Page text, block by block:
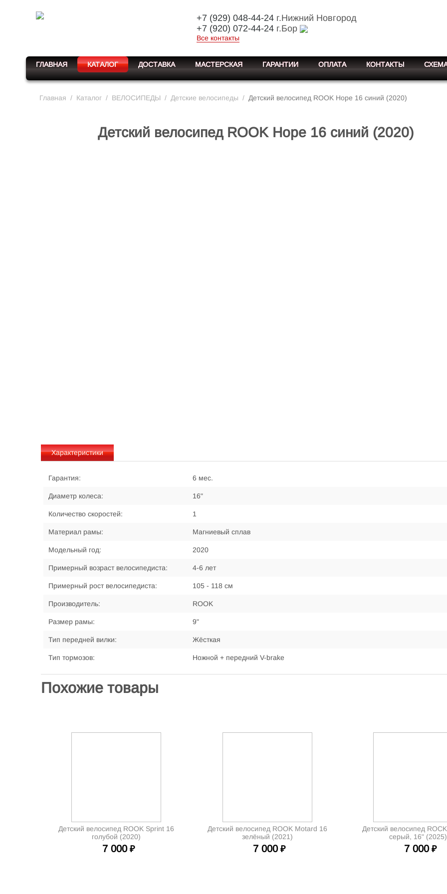
+7 (929) 048-44-24г.Нижний Новгород
+7 (920) 072-44-24г.Бор
Все контакты
ГЛАВНАЯ КАТАЛОГ ДОСТАВКА МАСТЕРСКАЯ ГАРАНТИИ ОПЛАТА КОНТАКТЫ
Главная / Каталог / ВЕЛОСИПЕДЫ / Детские велосипеды / Детский велосипед ROOK Hope 16 синий (2020)
Детский велосипед ROOK Hope 16 синий (2020)
Характеристики
Гарантия: 6 мес.
Диаметр колеса: 16"
Количество скоростей: 1
Материал рамы: Магниевый сплав
Модельный год: 2020
Примерный возраст велосипедиста: 4-6 лет
Примерный рост велосипедиста: 105 - 118 см
Производитель: ROOK
Размер рамы: 9"
Тип передней вилки: Жёсткая
Тип тормозов: Ножной + передний V-brake
Похожие товары
Детский велосипед ROOK Sprint 16
голубой (2020)
7 000 ₽
Детский велосипед ROOK Motard 16
зелёный (2021)
7 000 ₽
Детский велосипед
серый, 16" (2025)
7 000 ₽